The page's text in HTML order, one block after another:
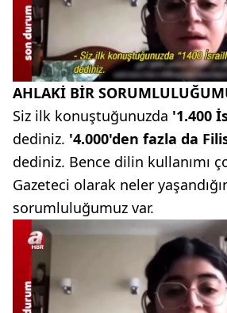
AHLAKİ BİR
Siz ilk konuştuğunuzda '1.400
dediniz. '4.000'den fazla da
dediniz. Bence dilin kullanımı
Gazeteci olarak neler
sorumluluğumuz var.